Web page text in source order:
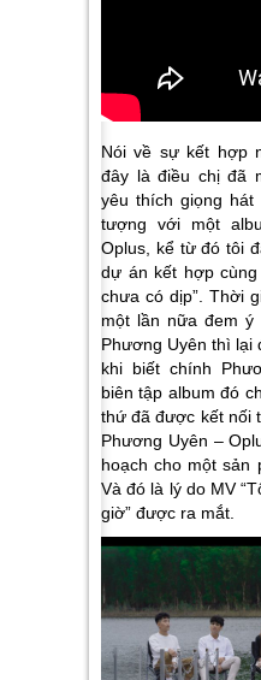
Nói về sự kết hợp
đây là điều chị đã
yêu thích giọng hát
tượng với một
Oplus, kể từ đó tôi
dự án kết hợp
chưa có dịp”. Thời
một lần nữa đem ý
Phương Uyên thì lại
khi biết chính
biên tập album đó
thứ đã được kết nối
Phương Uyên –
hoạch cho một sản
Và đó là lý do MV
giờ” được ra mắt.